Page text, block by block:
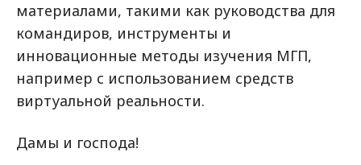
материалами, такими как руководства для
командиров, инструменты и
инновационные методы изучения МГП,
например с использованием средств
виртуальной реальности.
Дамы и господа!